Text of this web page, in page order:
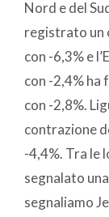
Nord e del
registrato un
con -6,3% e
con -2,4% ha
con -2,8%.
contrazione
-4,4%. Tra le
segnalato
segnaliamo